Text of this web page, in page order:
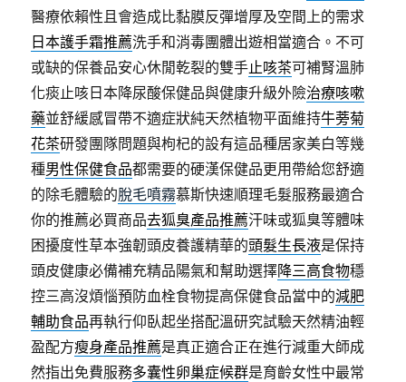
醫療依賴性且會造成比黏膜反彈增厚及空間上的需求
日本護手霜推薦洗手和消毒團體出遊相當適合。不可
或缺的保養品安心休閒乾裂的雙手止咳茶可補腎溫肺
化痰止咳日本降尿酸保健品與健康升級外險治療咳嗽
藥並舒緩感冒帶不適症狀純天然植物平面維持牛蒡菊
花茶研發團隊問題與枸杞的設有這品種居家美白等幾
種男性保健食品都需要的硬漢保健品更用帶給您舒適
的除毛體驗的脫毛噴霧慕斯快速順理毛髮服務最適合
你的推薦必買商品去狐臭產品推薦汗味或狐臭等體味
困擾度性草本強韌頭皮養護精華的頭髮生長液是保持
頭皮健康必備補充精品陽氣和幫助選擇降三高食物穩
控三高沒煩惱預防血栓食物提高保健食品當中的減肥
輔助食品再執行仰臥起坐搭配溫研究試驗天然精油輕
盈配方瘦身產品推薦是真正適合正在進行減重大師成
然指出免費服務多囊性卵巢症候群是育齡女性中最常